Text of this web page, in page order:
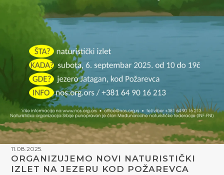
11.08.2025.
ORGANIZUJEMO NOVI NATURISTIČKI
IZLET NA JEZERU KOD POŽAREVCA